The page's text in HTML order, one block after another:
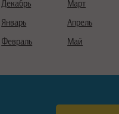
Декабрь
Январь
Февраль
Март
Апрель
Май